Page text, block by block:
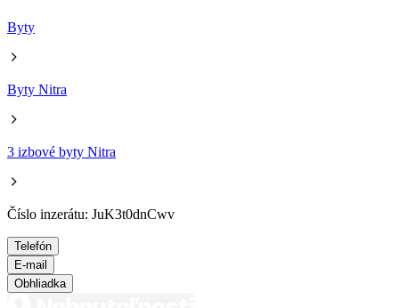
Byty
Byty Nitra
3 izbové byty Nitra
Číslo inzerátu: JuK3t0dnCwv
Telefón
E-mail
Obhliadka